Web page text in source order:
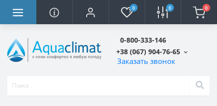
0 0 0
0-800-333-146
+38 (067) 904-76-65
Заказать звонок